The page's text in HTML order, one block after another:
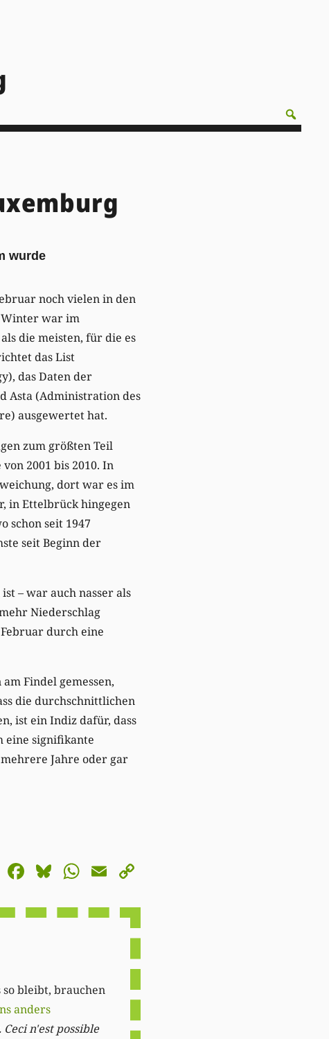
wurde
noch vielen in den
Winter war im
die meisten, für die es
das List
das Daten der
Asta (Administration des
ausgewertet hat.
zum größten Teil
2001 bis 2010. In
dort war es im
in Ettelbrück hingegen
schon seit 1947
seit Beginn der
– war auch nasser als
Niederschlag
durch eine
Findel gemessen,
die durchschnittlichen
ist ein Indiz dafür, dass
eine signifikante
Jahre oder gar
Mastodon
Facebook
Bluesky
WhatsApp
Email
bleibt, brauchen
anders
n'est possible